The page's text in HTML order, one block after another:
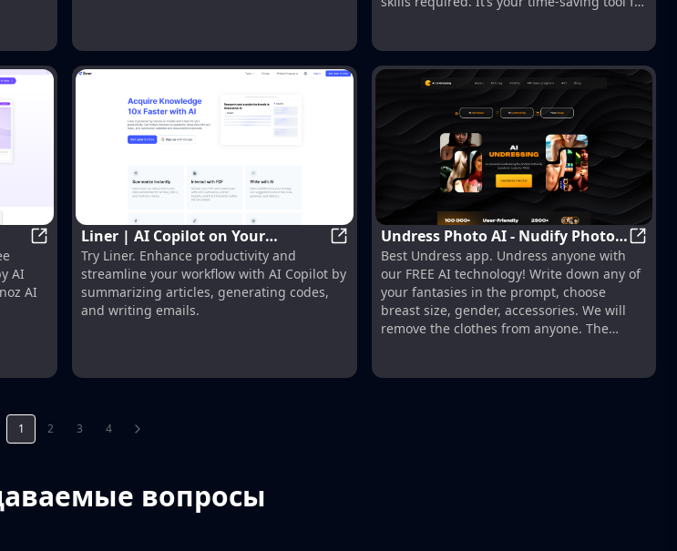
Vidnoz AI Tools: Create FREE Engaging AI Videos 10X Faster
AI
AI
Liner | AI Copilot on Your
Workspace, Powered by ChatGPT
Liner | AI Copilot on Your Workspace, Powered by
Try Liner. Enhance productivity and
streamline your workflow with AI Copilot by
summarizing articles, generating codes,
and writing emails.
Undress Photo AI - Nudify Photos
for FREE with AI Deepnude
Best Undress app. Undress anyone with
our FREE AI technology! Write down any of
your fantasies in the prompt, choose
breast size, gender, accessories. We will
remove the clothes from anyone. The
1 2 3 4
вопросы